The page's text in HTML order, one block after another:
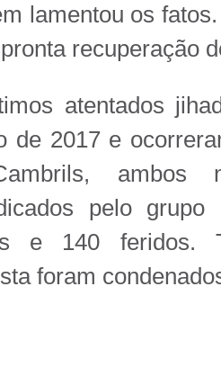
lamentou os
recuperação
atentados
de 2017 e
ambos
pelo
e 140 feridos.
foram